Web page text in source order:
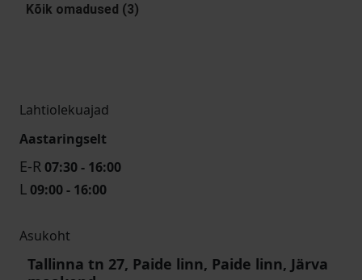
Kõik omadused (3)
Lahtiolekuajad
Aastaringselt
E-R 07:30 - 16:00
L 09:00 - 16:00
Asukoht
Tallinna tn 27, Paide linn, Paide linn, Järva